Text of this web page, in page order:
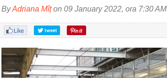
BOCŞA
MOLDOVA NOUĂ
ORAVIȚA
OȚELU ROŞU
ByAdriana Mîțon 09 January 2022, ora 7:30 AM